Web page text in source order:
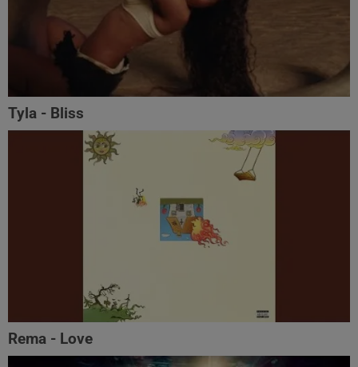
Tyla - Bliss
Rema - Love